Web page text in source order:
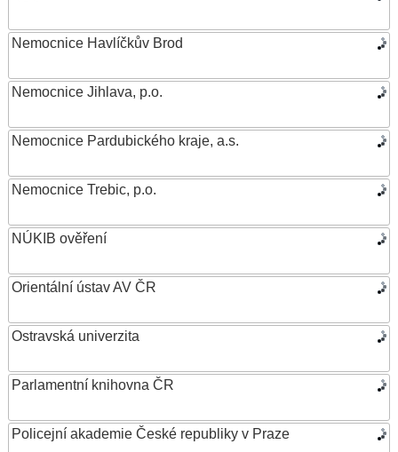
Nemocnice Havlíčkův Brod
Nemocnice Jihlava, p.o.
Nemocnice Pardubického kraje, a.s.
Nemocnice Trebic, p.o.
NÚKIB ověření
Orientální ústav AV ČR
Ostravská univerzita
Parlamentní knihovna ČR
Policejní akademie České republiky v Praze